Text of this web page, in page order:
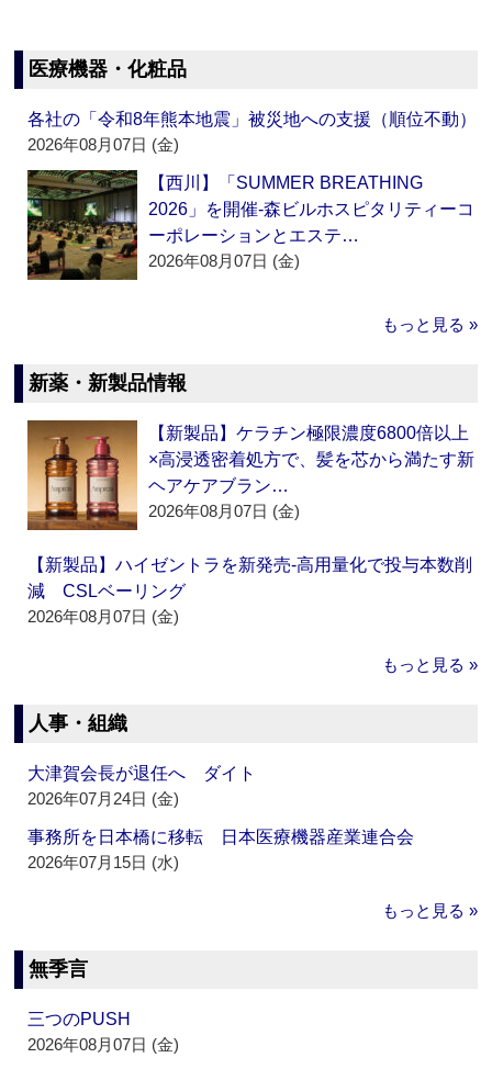
医療機器・化粧品
各社の「令和8年熊本地震」被災地への支援（順位不動）
2026年08月07日 (金)
【西川】「SUMMER BREATHING
2026」を開催‐森ビルホスピタリティーコ
ーポレーションとエステ…
2026年08月07日 (金)
もっと見る »
新薬・新製品情報
【新製品】ケラチン極限濃度6800倍以上
×高浸透密着処方で、髪を芯から満たす新
ヘアケアブラン…
2026年08月07日 (金)
【新製品】ハイゼントラを新発売‐高用量化で投与本数削
減 CSLベーリング
2026年08月07日 (金)
もっと見る »
人事・組織
大津賀会長が退任へ ダイト
2026年07月24日 (金)
事務所を日本橋に移転 日本医療機器産業連合会
2026年07月15日 (水)
もっと見る »
無季言
三つのPUSH
2026年08月07日 (金)